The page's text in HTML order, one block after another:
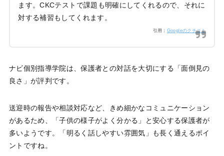
ます。CKCテストで課題も明確にしてくれるので、それに
対する補習もしてくれます。
引用： Googleのクチコミ
ナビ個別指導学院は、保護者との対話を大切にする「面倒見の
良さ」が評判です。
送迎時の報告や相談対応など、きめ細かなコミュニケーション
があるため、「子供の様子がよく分かる」と安心する保護者が
多いようです。「明るく話しやすい雰囲気」も長く通えるポイ
ントですね。